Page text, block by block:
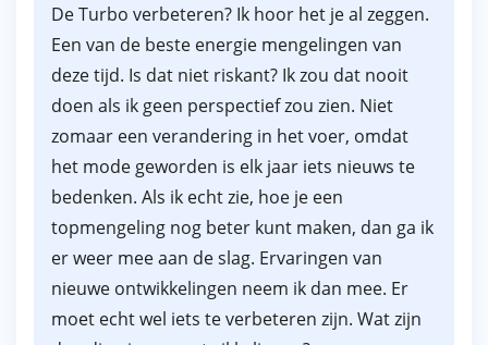
De Turbo verbeteren? Ik hoor het je al zeggen.
Een van de beste energie mengelingen van
deze tijd. Is dat niet riskant? Ik zou dat nooit
doen als ik geen perspectief zou zien. Niet
zomaar een verandering in het voer, omdat
het mode geworden is elk jaar iets nieuws te
bedenken. Als ik echt zie, hoe je een
topmengeling nog beter kunt maken, dan ga ik
er weer mee aan de slag. Ervaringen van
nieuwe ontwikkelingen neem ik dan mee. Er
moet echt wel iets te verbeteren zijn. Wat zijn